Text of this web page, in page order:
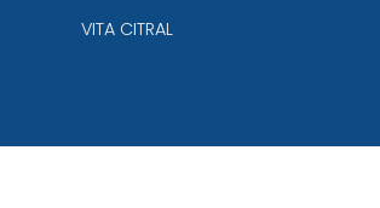
VITA CITRAL